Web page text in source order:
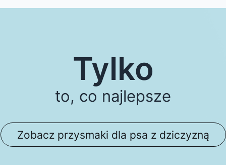
Tylko
to, co najlepsze
Zobacz przysmaki dla psa z dziczyzną